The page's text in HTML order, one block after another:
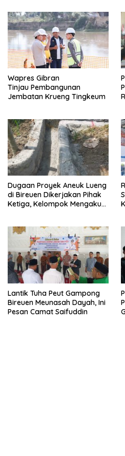
Wapres Gibran
Tinjau Pembangunan
Jembatan Krueng Tingkeum
Dugaan Proyek Aneuk Lueng
di Bireuen Dikerjakan Pihak
Ketiga, Kelompok Mengaku
Lantik Tuha Peut Gampong
Bireuen Meunasah Dayah, Ini